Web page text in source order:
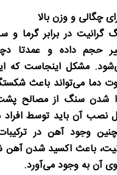
چگالی و وزن بالا
گرانیت در برابر گرما و
حجم داده و عمدتا
مشکل اینجاست که
دما می‌تواند باعث
شدن سنگ از مصالح
نصب آن باید توسط
وجود آهن در
باعث اکسید شدن
آن به وجود می‌آورد.